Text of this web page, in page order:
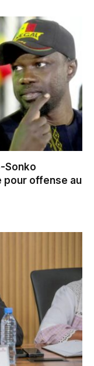
Sonko
pour offense au